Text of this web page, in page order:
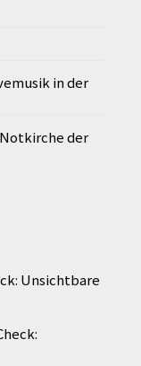
in der
Notkirche der
Unsichtbare